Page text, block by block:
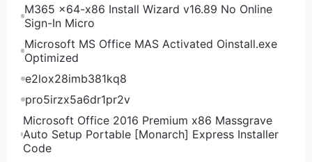
的快速发展。在区域层面，一体化的深度和规模都取得
显著进展，有效遏制了战后欧洲的衰落。在国家层面，
很多欧洲国家实现了经济社会的快速恢复和发展，在金
融、科技、教育等领域一度走在世界前列。
虽然在2008 年国际金融危机之后，欧洲接连遭遇多重
挑战，一体化进程受阻，不少国家面临困境。但欧洲及
其最具代表性的欧盟依然是当今世界格局中的重要力
量。在完善全球治理尤其是改革全球贸易体制和应对气
候变化挑战中，只要欧盟继续坚持自由贸易、开放经济
M365 x64-x86 Install Wizard v16.89 No Online
Sign-In Micro
Microsoft MS Office MAS Activated Oinstall.exe
Optimized
e2lox28imb381kq8
pro5irzx5a6dr1pr2v
Microsoft Office 2016 Premium x86 Massgrave
Auto Setup Portable [Monarch] Express Installer
Code